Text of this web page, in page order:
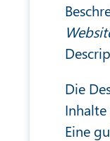
Die
Eine